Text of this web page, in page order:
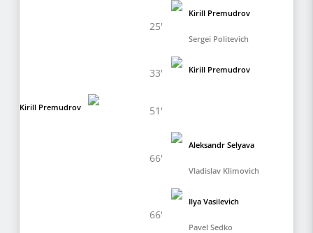
25'
Kirill Premudrov
Sergei Politevich
33' Kirill Premudrov
Kirill Premudrov 51'
66'
Aleksandr Selyava
Vladislav Klimovich
66'
Ilya Vasilevich
Pavel Sedko